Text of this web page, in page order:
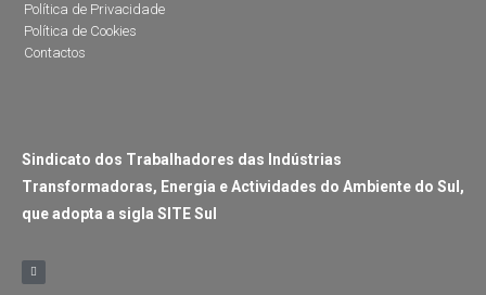
Política de Privacidade
Política de Cookies
Contactos
Sindicato dos Trabalhadores das Indústrias
Transformadoras, Energia e Actividades do Ambiente do Sul,
que adopta a sigla SITE Sul